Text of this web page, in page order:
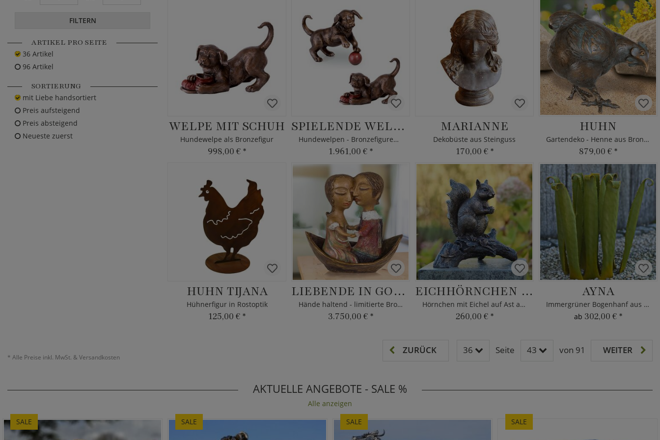
WELPE MIT SCHUH
Hundewelpe als Bronzefigur
998,00 € *
SPIELENDE WELPEN
Hundewelpen - Bronzefiguren Set
1.961,00 € *
MARIANNE
Dekobüste aus Steinguss
170,00 € *
HUHN
Gartendeko - Henne aus Bronze
879,00 € *
HUHN TIJANA
Hühnerfigur in Rostoptik
125,00 € *
LIEBENDE IN GONDEL
Hände haltend - limitierte Bronzefigur
3.750,00 € *
EICHHÖRNCHEN FELIX
Hörnchen mit Eichel auf Ast aus Bronze
260,00 € *
AYNA
Immergrüner Bogenhanf aus Metall
ab 302,00 € *
FILTERN
ARTIKEL PRO SEITE
36 Artikel
96 Artikel
SORTIERUNG
mit Liebe handsortiert
Preis aufsteigend
Preis absteigend
Neueste zuerst
* Alle Preise inkl. MwSt. & Versandkosten
ZURÜCK 36 Seite 43 von 91 WEITER
AKTUELLE ANGEBOTE - SALE %
Alle anzeigen
SALE
SALE SALE SALE